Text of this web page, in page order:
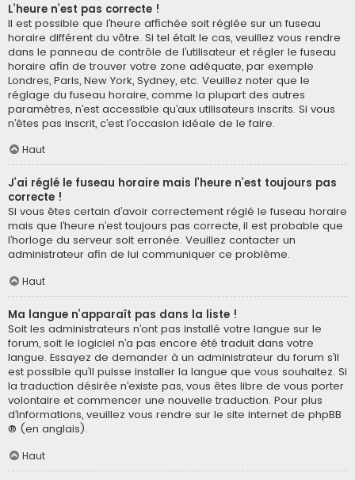
L’heure n’est pas correcte !
Il est possible que l’heure affichée soit réglée sur un fuseau
horaire différent du vôtre. Si tel était le cas, veuillez vous rendre
dans le panneau de contrôle de l’utilisateur et régler le fuseau
horaire afin de trouver votre zone adéquate, par exemple
Londres, Paris, New York, Sydney, etc. Veuillez noter que le
réglage du fuseau horaire, comme la plupart des autres
paramètres, n’est accessible qu’aux utilisateurs inscrits. Si vous
n’êtes pas inscrit, c’est l’occasion idéale de le faire.
Haut
J’ai réglé le fuseau horaire mais l’heure n’est toujours pas
correcte !
Si vous êtes certain d’avoir correctement réglé le fuseau horaire
mais que l’heure n’est toujours pas correcte, il est probable que
l’horloge du serveur soit erronée. Veuillez contacter un
administrateur afin de lui communiquer ce problème.
Haut
Ma langue n’apparaît pas dans la liste !
Soit les administrateurs n’ont pas installé votre langue sur le
forum, soit le logiciel n’a pas encore été traduit dans votre
langue. Essayez de demander à un administrateur du forum s’il
est possible qu’il puisse installer la langue que vous souhaitez. Si
la traduction désirée n’existe pas, vous êtes libre de vous porter
volontaire et commencer une nouvelle traduction. Pour plus
d’informations, veuillez vous rendre sur le site internet de phpBB
® (en anglais).
Haut